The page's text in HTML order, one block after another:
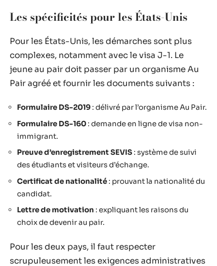
Les spécificités pour les États-Unis
Pour les États-Unis, les démarches sont plus
complexes, notamment avec le visa J-1. Le
jeune au pair doit passer par un organisme Au
Pair agréé et fournir les documents suivants :
Formulaire DS-2019 : délivré par l’organisme Au Pair.
Formulaire DS-160 : demande en ligne de visa non-
immigrant.
Preuve d’enregistrement SEVIS : système de suivi
des étudiants et visiteurs d’échange.
Certificat de nationalité : prouvant la nationalité du
candidat.
Lettre de motivation : expliquant les raisons du
choix de devenir au pair.
Pour les deux pays, il faut respecter
scrupuleusement les exigences administratives